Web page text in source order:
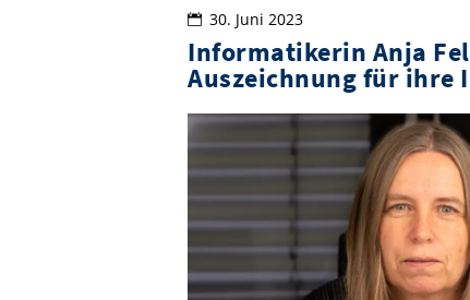
30. Juni 2023
Informatikerin Anja
Auszeichnung für ihre